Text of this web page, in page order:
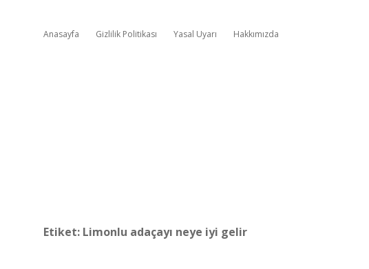
Anasayfa Gizlilik Politikası Yasal Uyarı Hakkımızda
Etiket: Limonlu adaçayı neye iyi gelir